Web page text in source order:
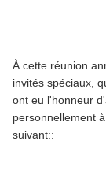
À cette réunion
invités spéciaux,
ont eu l'honneur
personnellement
suivant::